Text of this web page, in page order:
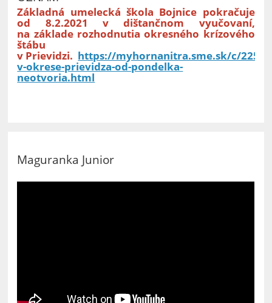
Základná umelecká škola Bojnice pokračuje
od 8.2.2021 v dištančnom vyučovaní,
na základe rozhodnutia okresného krízového
štábu
v Prievidzi. https://myhornanitra.sme.sk/c/
v-okrese-prievidza-od-pondelka-
neotvoria.html
Maguranka Junior